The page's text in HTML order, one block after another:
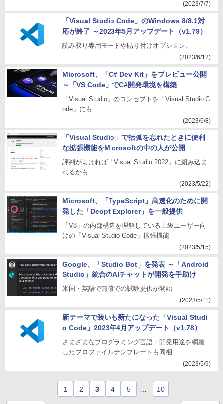
(2023/7/7)
「Visual Studio Code」のWindows 8/8.1対
応が終了 ～2023年5月アップデート（v1.79）
読み取り専用モードや貼り付けオプション、
(2023/6/12)
Microsoft、「C# Dev Kit」をプレビュー公開
～「VS Code」でC#開発環境を構築
「Visual Studio」のコンセプトを「Visual Studio C
ode」にも
(2023/6/8)
「Visual Studio」で括弧を忘れたときに便利
な拡張機能をMicrosoftの中の人が公開
評判がよければ「Visual Studio 2022」に組み込ま
れるかも
(2023/5/22)
Microsoft、「TypeScript」高速化のために開
発した「Deopt Explorer」を一般提供
「V8」の内部構造を理解している上級ユーザー向
けの「Visual Studio Code」拡張機能
(2023/5/15)
Google、「Studio Bot」を発表 ～「Android
Studio」統合のAIチャットが開発を手助け
米国・英語で無償での試験提供が開始
(2023/5/11)
新テーマで装いも新たになった「Visual Studi
o Code」2023年4月アップデート（v1.78）
さまざまなプログラミング言語・開発用途を網羅
したプロファイルテンプレートも同梱
(2023/5/9)
1 2 3 4 5 10